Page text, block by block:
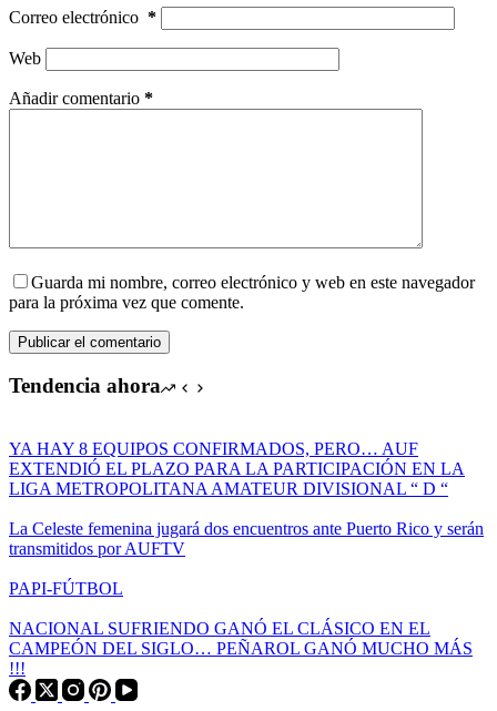
Correo electrónico *
Web
Añadir comentario *
Guarda mi nombre, correo electrónico y web en este navegador
para la próxima vez que comente.
Publicar el comentario
Tendencia ahora
YA HAY 8 EQUIPOS CONFIRMADOS, PERO… AUF
EXTENDIÓ EL PLAZO PARA LA PARTICIPACIÓN EN LA
LIGA METROPOLITANA AMATEUR DIVISIONAL “ D “
La Celeste femenina jugará dos encuentros ante Puerto Rico y serán
transmitidos por AUFTV
PAPI-FÚTBOL
NACIONAL SUFRIENDO GANÓ EL CLÁSICO EN EL
CAMPEÓN DEL SIGLO… PEÑAROL GANÓ MUCHO MÁS
!!!